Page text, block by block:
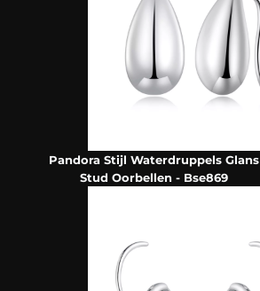
Pandora Stijl Waterdruppels Glans
Stud Oorbellen - Bse869